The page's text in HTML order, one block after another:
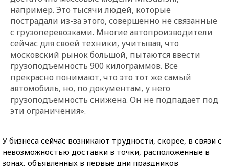
например. Это тысячи людей, которые
пострадали из-за этого, совершенно не связанные
с грузоперевозками. Многие автопроизводители
сейчас для своей техники, учитывая, что
московский рынок большой, пытаются ввести
грузоподъемность 900 килограммов. Все
прекрасно понимают, что это тот же самый
автомобиль, но, по документам, у него
грузоподъемность снижена. Он не подпадает под
эти ограничения».
У бизнеса сейчас возникают трудности, скорее, в связи с
невозможностью доставки в точки, расположенные в
зонах, объявленных в первые дни праздников